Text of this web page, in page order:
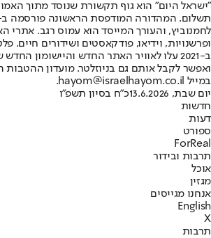
"ישראל היום" הוא גוף תקשורת שנוסד מתוך
ופרשנויות, וידיאו, פודקאסטים ושידורים חיים.
ב-2021 עלו לאוויר האתר החדש
ואפשר לקבל אותם גם בניוזלטר. מועדון ההטבות
במייל hayom@israelhayom.co.il.
יום שבת, 13.6.2026
כ"ח בסיון תשפ"ו
חדשות
דעות
ספורט
ForReal
תרבות ובידור
אוכל
מגזין
אנחנו מגייסים
English
X
תרבות